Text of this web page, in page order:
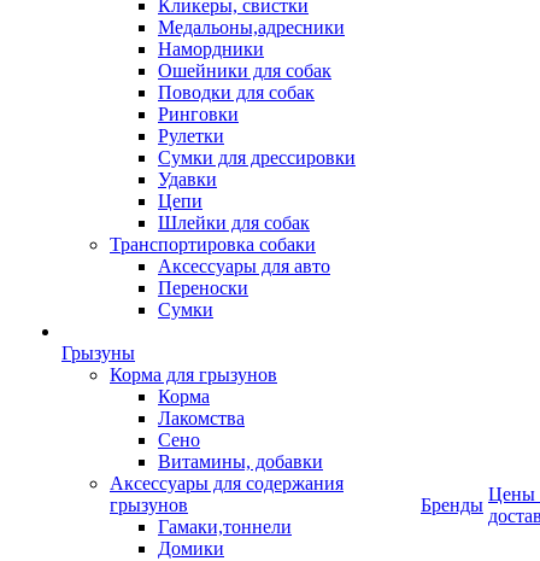
Кликеры, свистки
Медальоны,адресники
Намордники
Ошейники для собак
Поводки для собак
Ринговки
Рулетки
Сумки для дрессировки
Удавки
Цепи
Шлейки для собак
Транспортировка собаки
Аксессуары для авто
Переноски
Сумки
Грызуны
Корма для грызунов
Корма
Лакомства
Сено
Витамины, добавки
Аксессуары для содержания
грызунов
Гамаки,тоннели
Домики
Бренды
Цены